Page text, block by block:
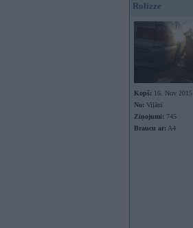
Rolizze
Kopš: 16. Nov 2015
No: Viļāni
Ziņojumi: 745
Braucu ar: A4